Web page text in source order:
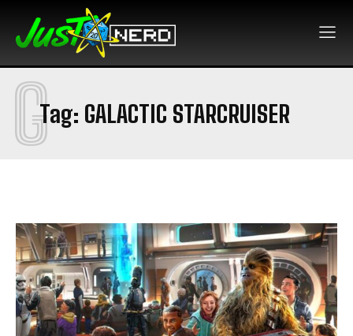
Tag: GALACTIC STARCRUISER
G